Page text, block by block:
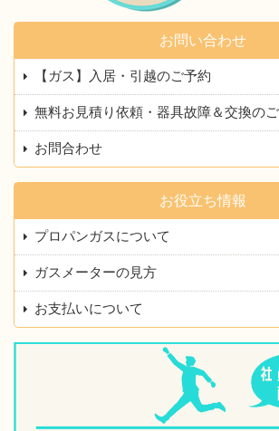
お問い合わせ
【ガス】入居・引越のご予約
無料お見積り依頼・器具故障＆交換の
お問合わせ
お役立ち情報
プロパンガスについて
ガスメーターの見方
お支払いについて